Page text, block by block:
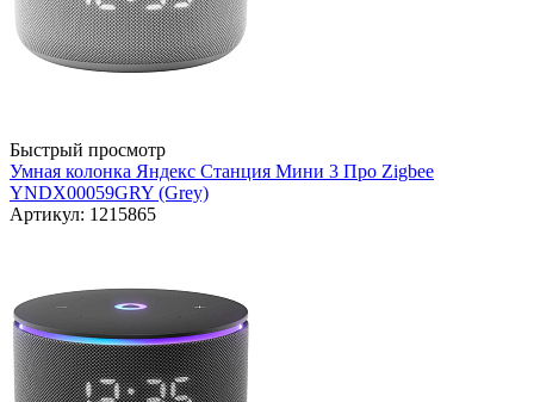
Быстрый просмотр
Умная колонка Яндекс Станция Мини 3 Про Zigbee
YNDX00059GRY (Grey)
Артикул: 1215865